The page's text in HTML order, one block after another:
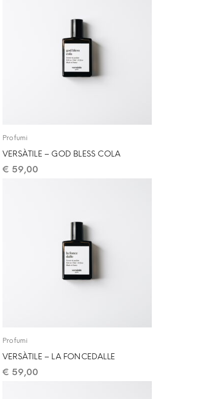
Profumi
VERSÀTILE – GOD BLESS COLA
€ 59,00
Profumi
VERSÀTILE – LA FONCEDALLE
€ 59,00